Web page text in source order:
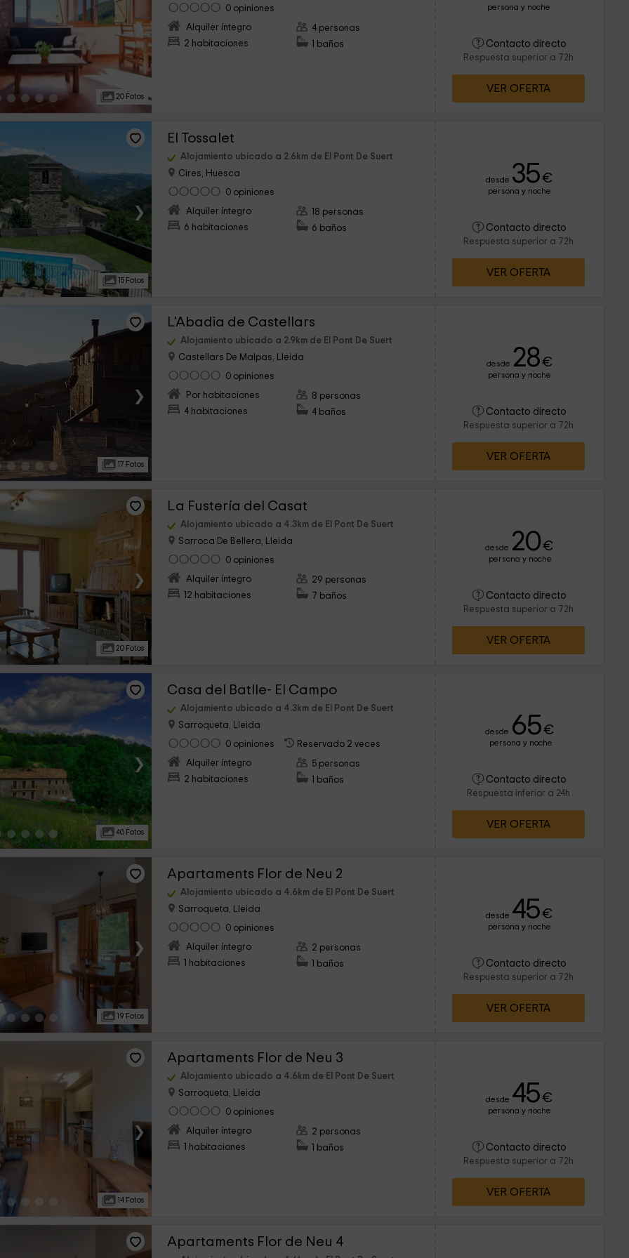
›
20 Fotos
0 opiniones
Alquiler íntegro
2 habitaciones
4 personas
1 baños
persona y noche
Contacto directo
Respuesta superior a 72h
VER OFERTA
›
15 Fotos
El Tossalet
Alojamiento ubicado a 2.6km de El Pont De Suert
Cires, Huesca
0 opiniones
Alquiler íntegro
6 habitaciones
18 personas
6 baños
desde 35€
persona y noche
Contacto directo
Respuesta superior a 72h
VER OFERTA
›
17 Fotos
L'Abadia de Castellars
Alojamiento ubicado a 2.9km de El Pont De Suert
Castellars De Malpas, Lleida
0 opiniones
Por habitaciones
4 habitaciones
8 personas
4 baños
desde 28€
persona y noche
Contacto directo
Respuesta superior a 72h
VER OFERTA
›
20 Fotos
La Fustería del Casat
Alojamiento ubicado a 4.3km de El Pont De Suert
Sarroca De Bellera, Lleida
0 opiniones
Alquiler íntegro
12 habitaciones
29 personas
7 baños
desde 20€
persona y noche
Contacto directo
Respuesta superior a 72h
VER OFERTA
›
40 Fotos
Casa del Batlle- El Campo
Alojamiento ubicado a 4.3km de El Pont De Suert
Sarroqueta, Lleida
0 opiniones
Reservado 2 veces
Alquiler íntegro
2 habitaciones
5 personas
1 baños
desde 65€
persona y noche
Contacto directo
Respuesta inferior a 24h
VER OFERTA
›
19 Fotos
Apartaments Flor de Neu 2
Alojamiento ubicado a 4.6km de El Pont De Suert
Sarroqueta, Lleida
0 opiniones
Alquiler íntegro
1 habitaciones
2 personas
1 baños
desde 45€
persona y noche
Contacto directo
Respuesta superior a 72h
VER OFERTA
›
14 Fotos
Apartaments Flor de Neu 3
Alojamiento ubicado a 4.6km de El Pont De Suert
Sarroqueta, Lleida
0 opiniones
Alquiler íntegro
1 habitaciones
2 personas
1 baños
desde 45€
persona y noche
Contacto directo
Respuesta superior a 72h
VER OFERTA
Apartaments Flor de Neu 4